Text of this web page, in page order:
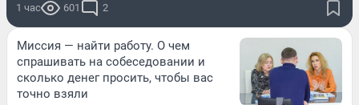
1 час 601 2
Миссия — найти работу. О чем
спрашивать на собеседовании и
сколько денег просить, чтобы вас
точно взяли